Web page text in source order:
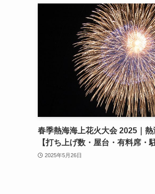
春季熱海海上花火大会 2025｜熱
【打ち上げ数・屋台・有料席・
2025年5月26日